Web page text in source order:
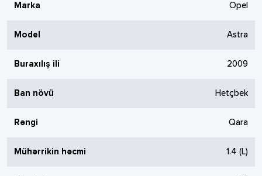
Marka Opel
Model Astra
Buraxılış ili 2009
Ban növü Hetçbek
Rəngi Qara
Mühərrikin həcmi 1.4 (L)